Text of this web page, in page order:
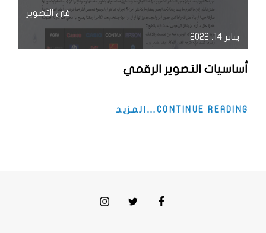
في التصوير
يناير 14, 2022
أساسيات التصوير الرقمي
CONTINUE READING…المزيد
Facebook
Twitter
Instagram